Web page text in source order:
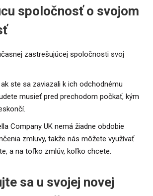
spoločnosť o svojom
zastrešujúcej spoločnosti svoj
ste sa zaviazali k ich odchodnému
musieť pred prechodom počkať, kým
Company UK nemá žiadne obdobie
zmluvy, takže nás môžete využívať
a na toľko zmlúv, koľko chcete.
sa u svojej novej